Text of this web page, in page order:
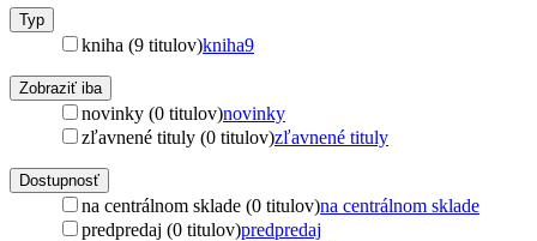
Typ
kniha (9 titulov)kniha9
Zobraziť iba
novinky (0 titulov)novinky
zľavnené tituly (0 titulov)zľavnené tituly
Dostupnosť
na centrálnom sklade (0 titulov)na centrálnom sklade
predpredaj (0 titulov)predpredaj